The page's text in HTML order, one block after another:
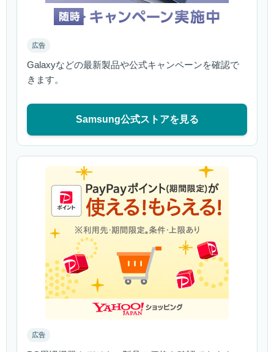
広告
Galaxyなどの最新製品や公式キャンペーンを確認で
きます。
Samsung公式ストアを見る
広告